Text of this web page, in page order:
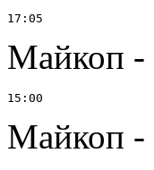
Майкоп -
Майкоп -